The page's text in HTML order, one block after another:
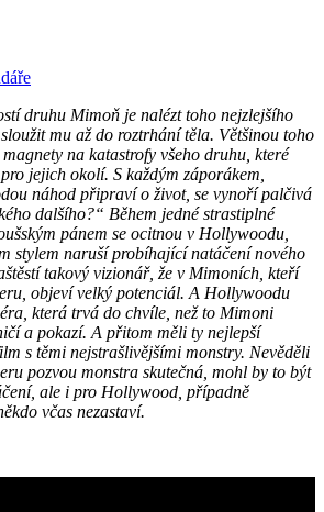
druhu Mimoň je nalézt toho nejzlejšího
mu až do roztrhání těla. Většinou toho
na katastrofy všeho druhu, které
jejich okolí. S každým záporákem,
náhod připraví o život, se vynoří palčivá
dalšího?“ Během jedné strastiplné
pánem se ocitnou v Hollywoodu,
stylem naruší probíhající natáčení nového
takový vizionář, že v Mimoních, kteří
objeví velký potenciál. A Hollywoodu
která trvá do chvíle, než to Mimoni
a pokazí. A přitom měli ty nejlepší
s těmi nejstrašlivějšími monstry. Nevěděli
pozvou monstra skutečná, mohl by to být
ale i pro Hollywood, případně
včas nezastaví.